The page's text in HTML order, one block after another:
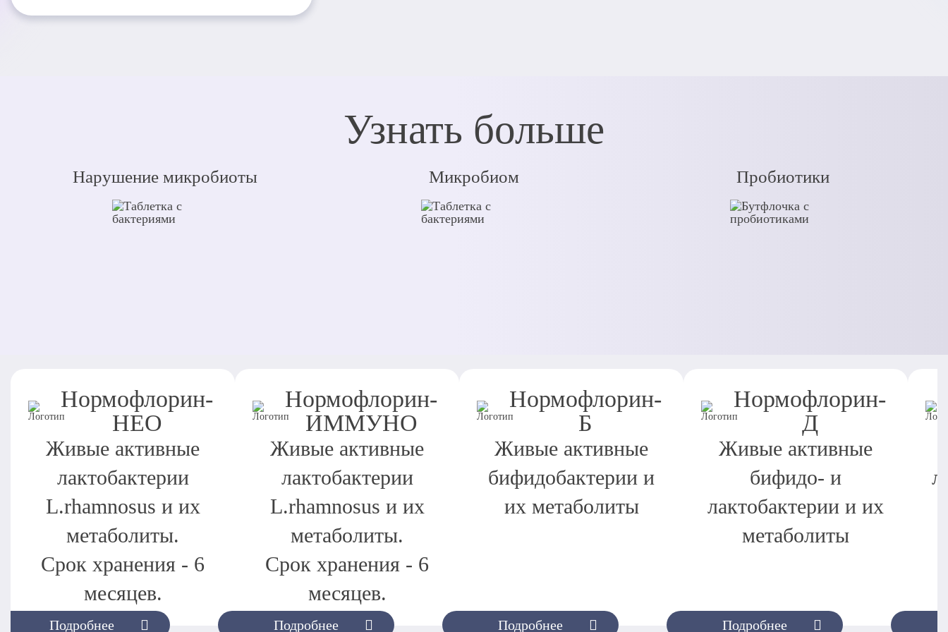
Узнать больше
Нарушение микробиоты Микробиом Пробиотики
Подробнее
Нормофлорин-
НЕО
Живые активные
лактобактерии
L.rhamnosus и их
метаболиты.
Срок хранения - 6
месяцев.
Подробнее
Нормофлорин-
ИММУНО
Живые активные
лактобактерии
L.rhamnosus и их
метаболиты.
Срок хранения - 6
месяцев.
Подробнее
Нормофлорин-
Б
Живые активные
бифидобактерии и
их метаболиты
Подробнее
Нормофлорин-
Д
Живые активные
бифидо- и
лактобактерии и их
метаболиты